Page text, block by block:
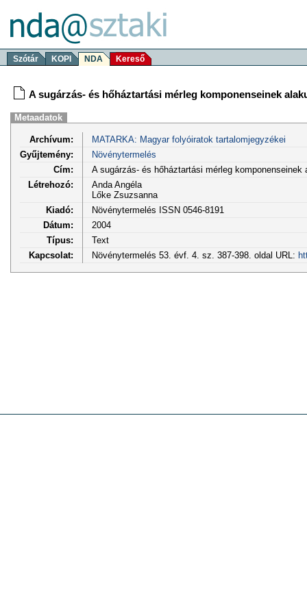
Szótár KOPI NDA Kereső
A sugárzás- és hőháztartási mérleg komponenseinek
Metaadatok
Archívum:
MATARKA: Magyar folyóiratok tartalomjegyzékei
Gyűjtemény:
Növénytermelés
Cím:
A sugárzás- és hőháztartási mérleg
Létrehozó:
Anda Angéla
Lőke Zsuzsanna
Kiadó:
Növénytermelés ISSN 0546-8191
Dátum:
2004
Típus:
Text
Kapcsolat:
Növénytermelés 53. évf. 4. sz. 387-398. oldal URL: